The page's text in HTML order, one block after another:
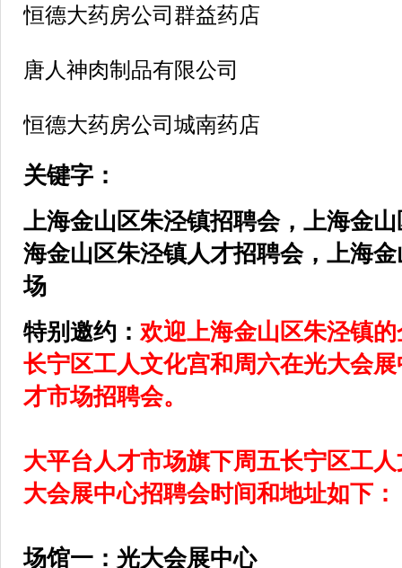
恒德大药房公司群益药店
唐人神肉制品有限公司
恒德大药房公司城南药店
关键字：
上海金山区朱泾镇招聘会，上海金山
海金山区朱泾镇人才招聘会，上海
场
特别邀约： 欢迎上海金山区朱泾镇的
长宁区工人文化宫和周六在光大会
才市场招聘会。
大平台人才市场旗下周五长宁区工
大会展中心招聘会时间和地址如下：
场馆一：光大会展中心